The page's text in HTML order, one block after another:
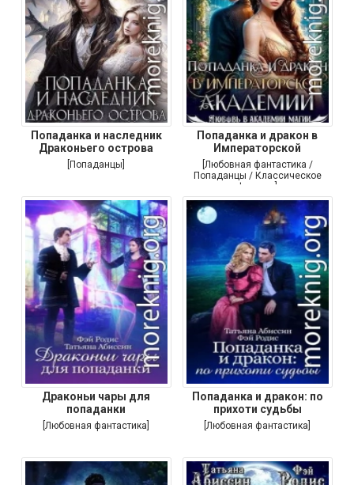
Попаданка и наследник
Драконьего острова
[Попаданцы]
Попаданка и дракон в
Императорской
[Любовная фантастика /
Попаданцы / Классическое
фэнтези]
Драконьи чары для
попаданки
[Любовная фантастика]
Попаданка и дракон: по
прихоти судьбы
[Любовная фантастика]